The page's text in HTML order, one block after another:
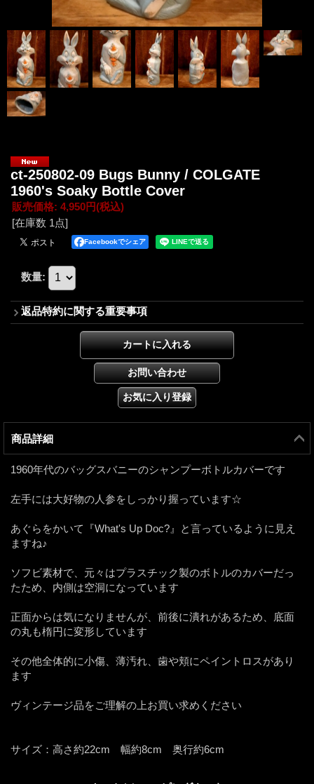
ct-250802-09 Bugs Bunny / COLGATE
1960's Soaky Bottle Cover
販売価格: 4,950円(税込)
[在庫数 1点]
Facebookでシェア
数量:
返品特約に関する重要事項
商品詳細
1960年代のバッグスバニーのシャンプーボトルカバーです
左手には大好物の人参をしっかり握っています☆
あぐらをかいて『What's Up Doc?』と言っているように見え
ますね♪
ソフビ素材で、元々はプラスチック製のボトルのカバーだっ
たため、内側は空洞になっています
正面からは気になりませんが、前後に潰れがあるため、底面
の丸も楕円に変形しています
その他全体的に小傷、薄汚れ、歯や頬にペイントロスがあり
ます
ヴィンテージ品をご理解の上お買い求めください
サイズ：高さ約22cm 幅約8cm 奥行約6cm